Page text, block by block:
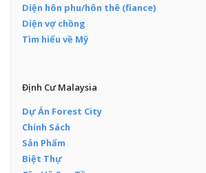
Diện hôn phu/hôn thê (fiance)
Diện vợ chồng
Tìm hiểu về Mỹ
Định Cư Malaysia
Dự Án Forest City
Chính Sách
Sản Phẩm
Biệt Thự